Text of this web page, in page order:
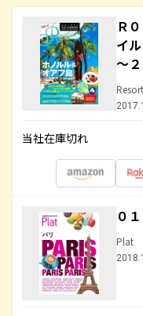
Ｒ
イ
～
当社在庫切れ
０
Plat